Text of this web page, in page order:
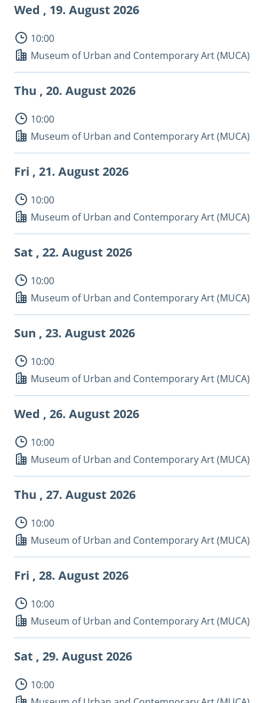
Wed , 19. August 2026
10:00
Museum of Urban and Contemporary Art (MUCA)
Thu , 20. August 2026
10:00
Museum of Urban and Contemporary Art (MUCA)
Fri , 21. August 2026
10:00
Museum of Urban and Contemporary Art (MUCA)
Sat , 22. August 2026
10:00
Museum of Urban and Contemporary Art (MUCA)
Sun , 23. August 2026
10:00
Museum of Urban and Contemporary Art (MUCA)
Wed , 26. August 2026
10:00
Museum of Urban and Contemporary Art (MUCA)
Thu , 27. August 2026
10:00
Museum of Urban and Contemporary Art (MUCA)
Fri , 28. August 2026
10:00
Museum of Urban and Contemporary Art (MUCA)
Sat , 29. August 2026
10:00